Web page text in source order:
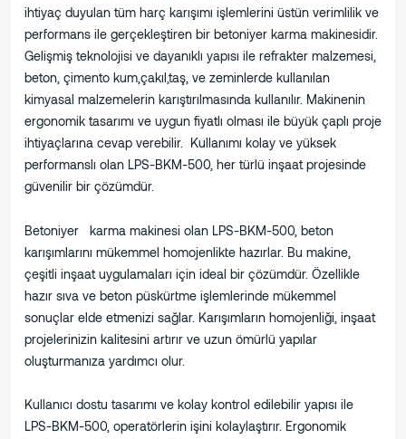
ihtiyaç duyulan tüm harç karışımı işlemlerini üstün verimlilik ve
performans ile gerçekleştiren bir betoniyer karma makinesidir.
Gelişmiş teknolojisi ve dayanıklı yapısı ile refrakter malzemesi,
beton, çimento kum,çakıl,taş, ve zeminlerde kullanılan
kimyasal malzemelerin karıştırılmasında kullanılır. Makinenin
ergonomik tasarımı ve uygun fiyatlı olması ile büyük çaplı proje
ihtiyaçlarına cevap verebilir. Kullanımı kolay ve yüksek
performanslı olan LPS-BKM-500, her türlü inşaat projesinde
güvenilir bir çözümdür.
Betoniyer karma makinesi olan LPS-BKM-500, beton
karışımlarını mükemmel homojenlikte hazırlar. Bu makine,
çeşitli inşaat uygulamaları için ideal bir çözümdür. Özellikle
hazır sıva ve beton püskürtme işlemlerinde mükemmel
sonuçlar elde etmenizi sağlar. Karışımların homojenliği, inşaat
projelerinizin kalitesini artırır ve uzun ömürlü yapılar
oluşturmanıza yardımcı olur.
Kullanıcı dostu tasarımı ve kolay kontrol edilebilir yapısı ile
LPS-BKM-500, operatörlerin işini kolaylaştırır. Ergonomik